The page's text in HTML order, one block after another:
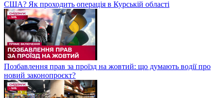
США? Як проходить операція в Курській області
Позбавлення прав за проїзд на жовтий: що думають водії про
новий законопроєкт?